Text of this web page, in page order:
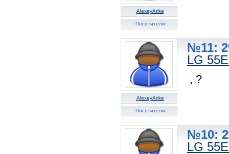
AlexeyArike
Посетители
AlexeyArike
Посетители
№11:
LG
, ?
№10:
LG